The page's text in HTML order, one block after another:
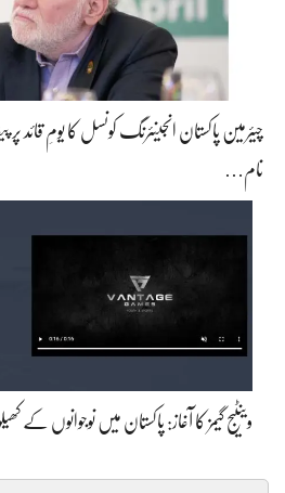
چیئرمین پاکستان انجینئرنگ کونسل کا یومِ قائد
نام…
وینٹیج گیمز کا آغاز: پاکستان میں نوجوانوں کے